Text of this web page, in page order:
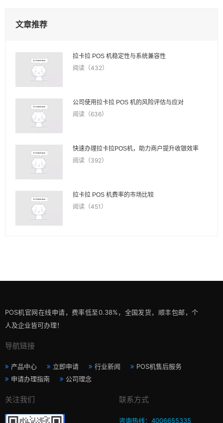
文章推荐
拉卡拉 POS 机稳定性与系统兼容性
阅读（432）
公司使用拉卡拉 POS 机的风险评估与应对
阅读（636）
快速办理拉卡拉POS机，助力商户提升收银效率
阅读（392）
拉卡拉 POS 机费率的市场比较
阅读（451）
POS机官网在线申请，费率低至0.38%，全国发货，顺丰包邮，个
人及企业皆可办理！
导航链接
产品中心 立即申请 行业新闻
POS机售后服务
申请办理指南
公司理念
关注我们 联系方式
咨询热线：4006655335